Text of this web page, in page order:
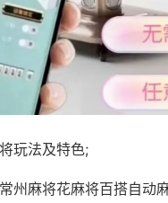
玩法及特色;
常州麻将花麻将百搭自动